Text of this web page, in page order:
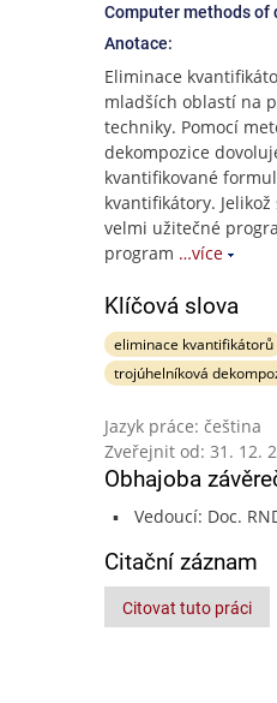
Computer methods
Anotace:
Eliminace
mladších oblastí na
techniky. Pomocí
dekompozice
kvantifikované
kvantifikátory.
velmi užitečné
program …více
Klíčová slova
eliminace kvantifikátorů
trojúhelníková
Jazyk práce: čeština
Zveřejnit od: 31. 12.
Obhajoba
Vedoucí: Doc.
Citační záznam
Citovat tuto práci